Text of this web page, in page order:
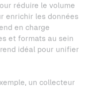
réduire le volume
enrichir les données
en charge
et formats au sein
idéal pour unifier
un collecteur